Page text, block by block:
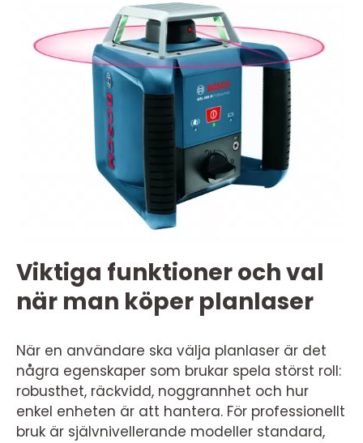
Viktiga funktioner och val
när man köper planlaser
När en användare ska välja planlaser är det
några egenskaper som brukar spela störst roll:
robusthet, räckvidd, noggrannhet och hur
enkel enheten är att hantera. För professionellt
bruk är självnivellerande modeller standard,